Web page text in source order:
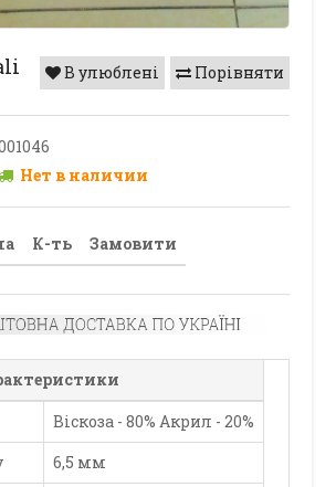
Порівняти
В улюблені
Нет в наличии
К-ть Замовити
Віскоза - 80% Акрил - 20%
6,5 мм